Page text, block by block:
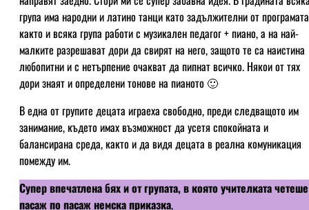
група има народни и латино танци като задължителни от
както и всяка група работи с музикален педагог + пиано, а на най-
малките разрешават дори да свирят на него, защото те са наистина
любопитни и с нетърпение очакват да пипнат всичко. Някои от тях
дори знаят и определени тонове на пианото 🙂
В една от групите децата играеха свободно, преди следващото им
занимание, където имах възможност да усетя спокойната и
балансирана среда, както и да видя децата в реална комуникация
помежду им.
Супер впечатлена бях и от групата, в която учителката четеше
пасаж по пасаж немска приказка,